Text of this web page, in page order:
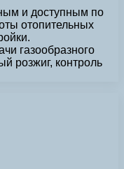
и доступным по
отопительных
газообразного
розжиг, контроль